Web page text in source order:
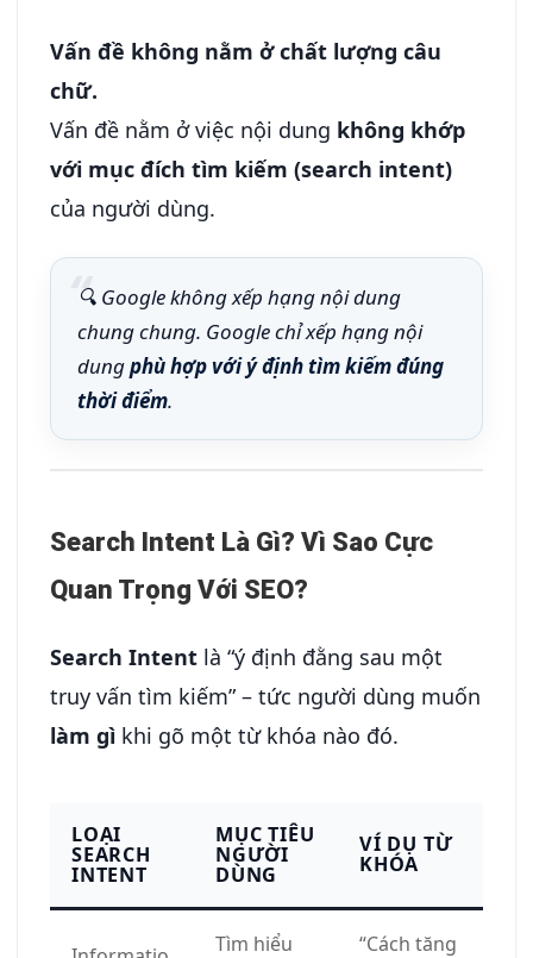
Vấn đề không nằm ở chất lượng câu
chữ.
Vấn đề nằm ở việc nội dung không khớp
với mục đích tìm kiếm (search intent)
của người dùng.
🔍 Google không xếp hạng nội dung
chung chung. Google chỉ xếp hạng nội
dungphù hợp với ý định tìm kiếm đúng
thời điểm.
Search Intent Là Gì? Vì Sao Cực
Quan Trọng Với SEO?
Search Intent là “ý định đằng sau một
truy vấn tìm kiếm” – tức người dùng muốn
làm gì khi gõ một từ khóa nào đó.
LOẠI
SEARCH
INTENT
MỤC TIÊU
NGƯỜI
DÙNG
VÍ DỤ TỪ
KHÓA
Tìm hiểu
“Cách tăng